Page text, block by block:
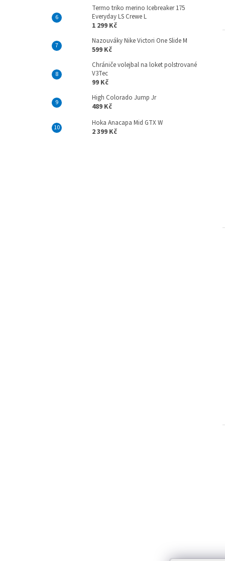
Termo triko merino Icebreaker 175
Everyday LS Crewe L
1 299 Kč
Nazouváky Nike Victori One Slide M
599 Kč
Chrániče volejbal na loket polstrované
V3Tec
99 Kč
High Colorado Jump Jr
489 Kč
Hoka Anacapa Mid GTX W
2 399 Kč